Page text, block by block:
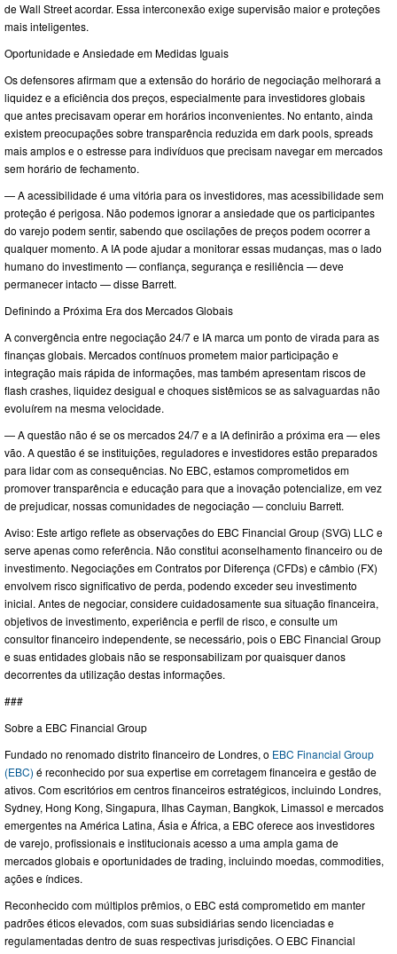
de Wall Street acordar. Essa interconexão exige supervisão maior e proteções
mais inteligentes.
Oportunidade e Ansiedade em Medidas Iguais
Os defensores afirmam que a extensão do horário de negociação melhorará a
liquidez e a eficiência dos preços, especialmente para investidores globais
que antes precisavam operar em horários inconvenientes. No entanto, ainda
existem preocupações sobre transparência reduzida em dark pools, spreads
mais amplos e o estresse para indivíduos que precisam navegar em mercados
sem horário de fechamento.
— A acessibilidade é uma vitória para os investidores, mas acessibilidade sem
proteção é perigosa. Não podemos ignorar a ansiedade que os participantes
do varejo podem sentir, sabendo que oscilações de preços podem ocorrer a
qualquer momento. A IA pode ajudar a monitorar essas mudanças, mas o lado
humano do investimento — confiança, segurança e resiliência — deve
permanecer intacto — disse Barrett.
Definindo a Próxima Era dos Mercados Globais
A convergência entre negociação 24/7 e IA marca um ponto de virada para as
finanças globais. Mercados contínuos prometem maior participação e
integração mais rápida de informações, mas também apresentam riscos de
flash crashes, liquidez desigual e choques sistêmicos se as salvaguardas não
evoluírem na mesma velocidade.
— A questão não é se os mercados 24/7 e a IA definirão a próxima era — eles
vão. A questão é se instituições, reguladores e investidores estão preparados
para lidar com as consequências. No EBC, estamos comprometidos em
promover transparência e educação para que a inovação potencialize, em vez
de prejudicar, nossas comunidades de negociação — concluiu Barrett.
Aviso: Este artigo reflete as observações do EBC Financial Group (SVG) LLC e
serve apenas como referência. Não constitui aconselhamento financeiro ou de
investimento. Negociações em Contratos por Diferença (CFDs) e câmbio (FX)
envolvem risco significativo de perda, podendo exceder seu investimento
inicial. Antes de negociar, considere cuidadosamente sua situação financeira,
objetivos de investimento, experiência e perfil de risco, e consulte um
consultor financeiro independente, se necessário, pois o EBC Financial Group
e suas entidades globais não se responsabilizam por quaisquer danos
decorrentes da utilização destas informações.
###
Sobre a EBC Financial Group
Fundado no renomado distrito financeiro de Londres, o EBC Financial Group
(EBC) é reconhecido por sua expertise em corretagem financeira e gestão de
ativos. Com escritórios em centros financeiros estratégicos, incluindo Londres,
Sydney, Hong Kong, Singapura, Ilhas Cayman, Bangkok, Limassol e mercados
emergentes na América Latina, Ásia e África, a EBC oferece aos investidores
de varejo, profissionais e institucionais acesso a uma ampla gama de
mercados globais e oportunidades de trading, incluindo moedas, commodities,
ações e índices.
Reconhecido com múltiplos prêmios, o EBC está comprometido em manter
padrões éticos elevados, com suas subsidiárias sendo licenciadas e
regulamentadas dentro de suas respectivas jurisdições. O EBC Financial